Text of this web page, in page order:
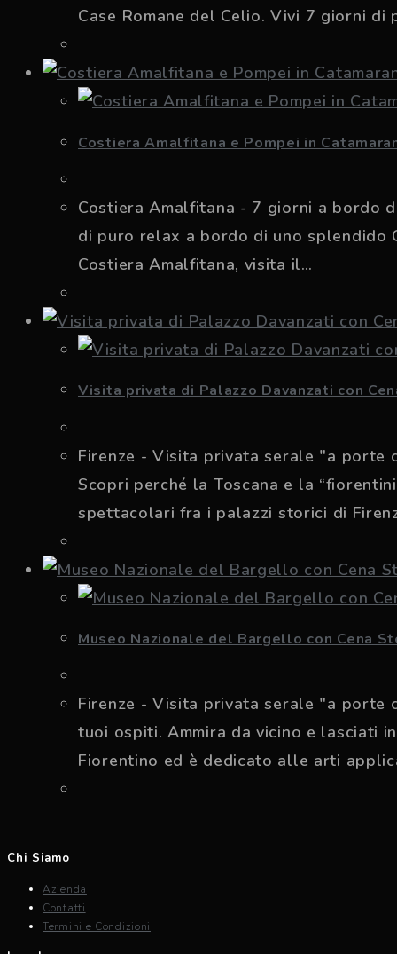
Case Romane del Celio. Vivi 7 giorni
Costiera Amalfitana e Pompei in
Costiera Amalfitana - 7 giorni a bordo
di puro relax a bordo di uno splendido
Costiera Amalfitana, visita il…
Visita privata di Palazzo Davanzati con
Firenze - Visita privata serale "a porte
Scopri perché la Toscana e la
spettacolari fra i palazzi storici di
Museo Nazionale del Bargello con Cena
Firenze - Visita privata serale "a porte
tuoi ospiti. Ammira da vicino e lasciati
Fiorentino ed è dedicato alle arti
Chi Siamo
Azienda
Contatti
Termini e Condizioni